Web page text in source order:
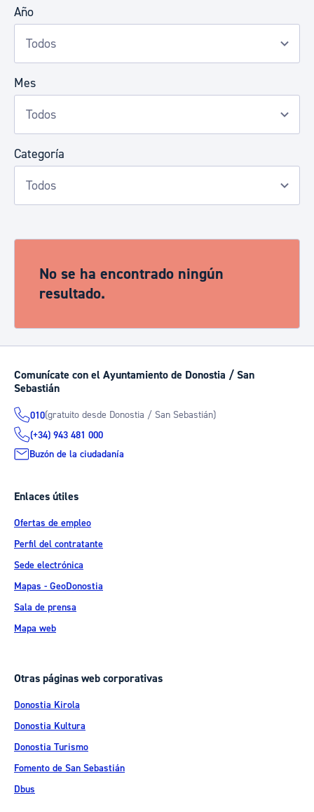
Año
Mes
Categoría
No se ha encontrado ningún
resultado.
Comunícate con el Ayuntamiento de Donostia / San
Sebastián
010(gratuito desde Donostia / San Sebastián)
(+34) 943 481 000
Buzón de la ciudadanía
Enlaces útiles
Ofertas de empleo
Perfil del contratante
Sede electrónica
Mapas - GeoDonostia
Sala de prensa
Mapa web
Otras páginas web corporativas
Donostia Kirola
Donostia Kultura
Donostia Turismo
Fomento de San Sebastián
Dbus